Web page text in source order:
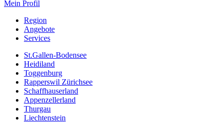
Mein Profil
Region
Angebote
Services
St.Gallen-Bodensee
Heidiland
Toggenburg
Rapperswil Zürichsee
Schaffhauserland
Appenzellerland
Thurgau
Liechtenstein